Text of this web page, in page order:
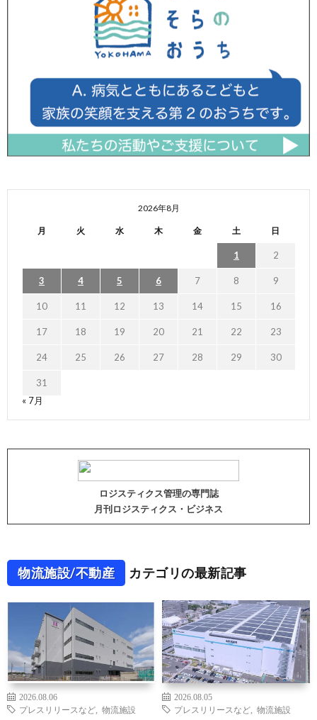
2026年8月
月 火 水 木 金 土 日
1 2
3 4 5 6 7 8 9
10 11 12 13 14 15 16
17 18 19 20 21 22 23
24 25 26 27 28 29 30
31
« 7月
ロジスティクス管理の専門誌
月刊ロジスティクス・ビジネス
物流施設/不動産 カテゴリの最新記事
2026.08.06
プレスリリースなど
物流施設
2026.08.05
プレスリリースなど
物流施設